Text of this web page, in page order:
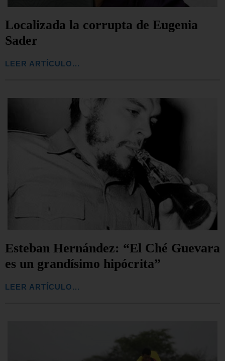
Localizada la corrupta de Eugenia
Sader
LEER ARTÍCULO...
Esteban Hernández: “El Ché Guevara
es un grandísimo hipócrita”
LEER ARTÍCULO...